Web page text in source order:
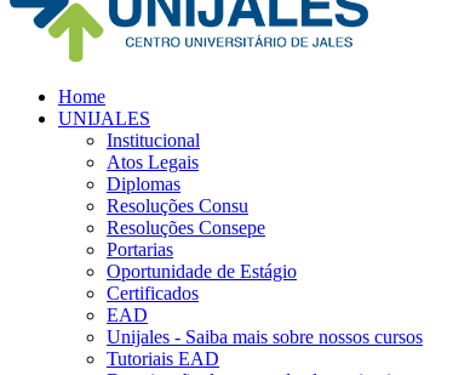
Home
UNIJALES
Institucional
Atos Legais
Diplomas
Resoluções Consu
Resoluções Consepe
Portarias
Oportunidade de Estágio
Certificados
EAD
Unijales - Saiba mais sobre nossos cursos
Tutoriais EAD